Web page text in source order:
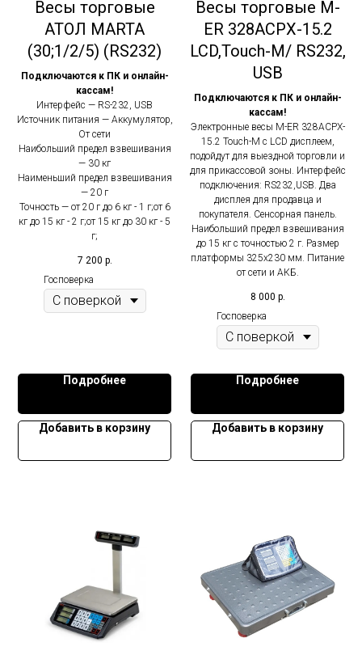
Весы торговые
АТОЛ MARTA
(30;1/2/5) (RS232)
Подключаются к ПК и онлайн-
кассам!
Интерфейс — RS-232, USB
Источник питания — Аккумулятор,
От сети
Наибольший предел взвешивания
— 30 кг
Наименьший предел взвешивания
— 20 г
Точность — от 20 г до 6 кг - 1 г;от 6
кг до 15 кг - 2 г;от 15 кг до 30 кг - 5
г;
7 200 р.
Госповерка
Подробнее
Добавить в корзину
Весы торговые M-
ER 328АСРХ-15.2
LCD,Touch-M/ RS232,
USB
Подключаются к ПК и онлайн-
кассам!
Электронные весы M-ER 328ACPX-
15.2 Touch-M с LCD дисплеем,
подойдут для выездной торговли и
для прикассовой зоны. Интерфейс
подключения: RS232,USB. Два
дисплея для продавца и
покупателя. Сенсорная панель.
Наибольший предел взвешивания
до 15 кг с точностью 2 г. Размер
платформы 325х230 мм. Питание
от сети и АКБ.
8 000 р.
Госповерка
Подробнее
Добавить в корзину